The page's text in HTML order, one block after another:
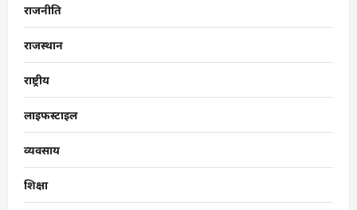
राजनीति
राजस्थान
राष्ट्रीय
लाइफस्टाइल
व्यवसाय
शिक्षा